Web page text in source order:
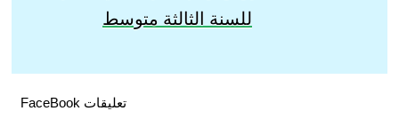
للسنة الثالثة متوسط
تعليقات FaceBook